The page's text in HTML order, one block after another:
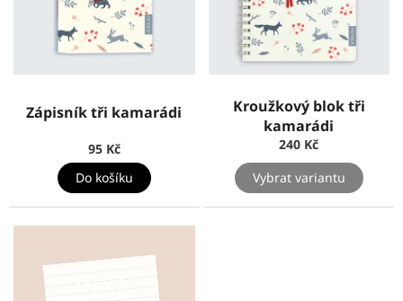
Zápisník tři kamarádi
95 Kč
Do košíku
Kroužkový blok tři
kamarádi
240 Kč
Vybrat variantu